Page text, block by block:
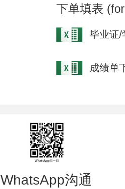
下单填表
毕业证/
成绩单
WhatsApp沟通